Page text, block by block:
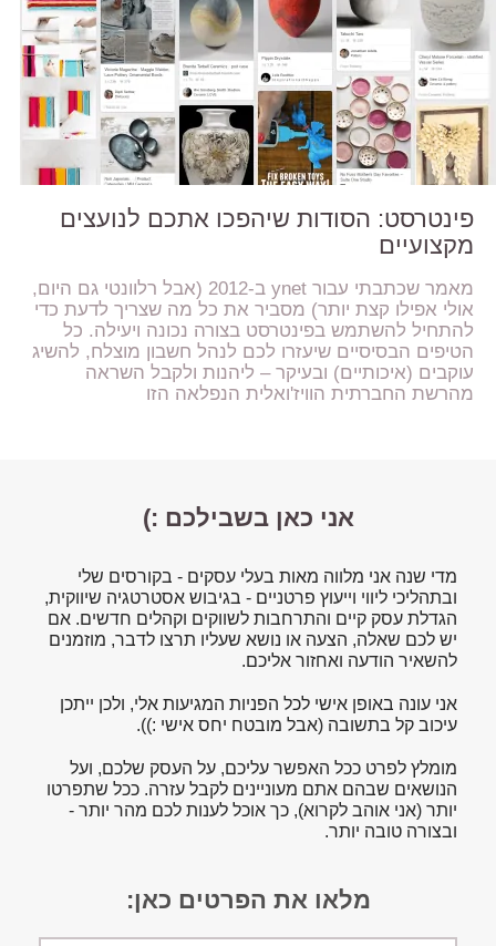
פינטרסט: הסודות שיהפכו אתכם לנועצים
מקצועיים
מאמר שכתבתי עבור ynet ב-2012 (אבל רלוונטי גם היום,
אולי אפילו קצת יותר) מסביר את כל מה שצריך לדעת כדי
להתחיל להשתמש בפינטרסט בצורה נכונה ויעילה. כל
הטיפים הבסיסיים שיעזרו לכם לנהל חשבון מוצלח, להשיג
עוקבים (איכותיים) ובעיקר – ליהנות ולקבל השראה
מהרשת החברתית הוויז'ואלית הנפלאה הזו
אני כאן בשבילכם :)
מדי שנה אני מלווה מאות בעלי עסקים - בקורסים שלי
ובתהליכי ליווי וייעוץ פרטניים - בגיבוש אסטרטגיה שיווקית,
הגדלת עסק קיים והתרחבות לשווקים וקהלים חדשים. אם
יש לכם שאלה, הצעה או נושא שעליו תרצו לדבר, מוזמנים
להשאיר הודעה ואחזור אליכם.
אני עונה באופן אישי לכל הפניות המגיעות אלי, ולכן ייתכן
עיכוב קל בתשובה (אבל מובטח יחס אישי :)).
מומלץ לפרט ככל האפשר עליכם, על העסק שלכם, ועל
הנושאים שבהם אתם מעוניינים לקבל עזרה. ככל שתפרטו
יותר (אני אוהב לקרוא), כך אוכל לענות לכם מהר יותר -
ובצורה טובה יותר.
מלאו את הפרטים כאן: